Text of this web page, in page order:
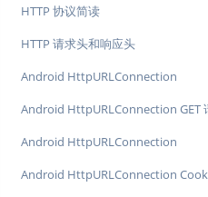
HTTP 协议简读
HTTP 请求头和响应头
Android HttpURLConnection
Android HttpURLConnection GET
Android HttpURLConnection
Android HttpURLConnection